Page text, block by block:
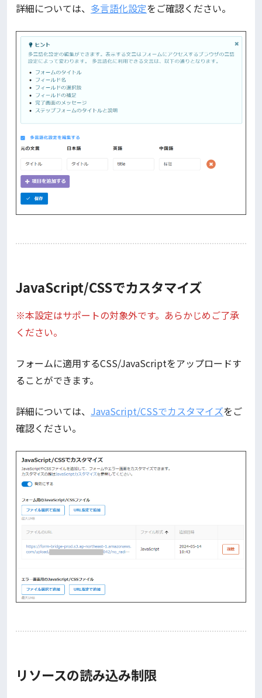
詳細については、 多言語化設定をご確認ください。
JavaScript/CSSでカスタマイズ
※本設定はサポートの対象外です。あらかじめご了承
ください。
フォームに適用するCSS/JavaScriptをアップロードす
ることができます。
詳細については、 JavaScript/CSSでカスタマイズをご
確認ください。
リソースの読み込み制限